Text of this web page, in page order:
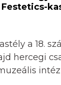
a 18.
hercegi